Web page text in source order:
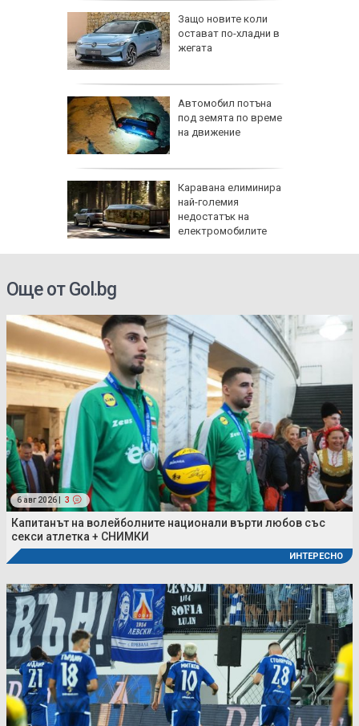
Защо новите коли
остават по-хладни в
жегата
Автомобил потъна
под земята по време
на движение
Каравана елиминира
най-големия
недостатък на
електромобилите
Още от Gol.bg
6 авг 2026 | 3
Капитанът на волейболните национали върти любов със
секси атлетка + СНИМКИ
ИНТЕРЕСНО